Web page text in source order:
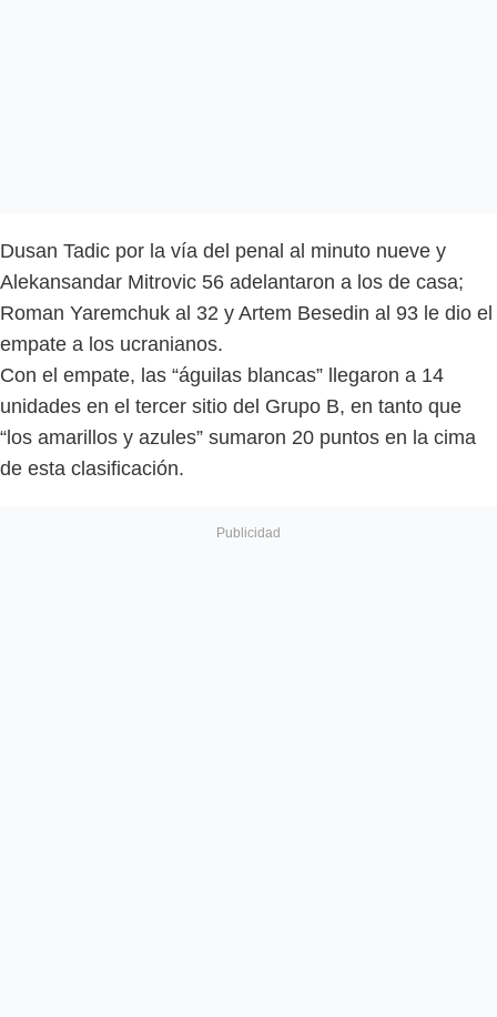
Dusan Tadic por la vía del penal al minuto nueve y
Alekansandar Mitrovic 56 adelantaron a los de casa;
Roman Yaremchuk al 32 y Artem Besedin al 93 le dio el
empate a los ucranianos.
Con el empate, las “águilas blancas” llegaron a 14
unidades en el tercer sitio del Grupo B, en tanto que
“los amarillos y azules” sumaron 20 puntos en la cima
de esta clasificación.